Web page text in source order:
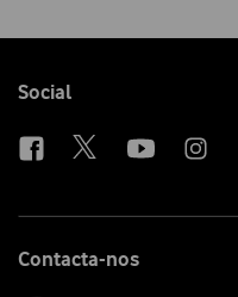
Follow
Social
Contacta-nos